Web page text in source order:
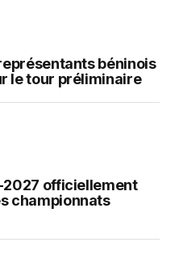
béninois
le tour préliminaire
2027 officiellement
championnats